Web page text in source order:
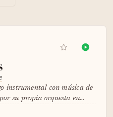
instrumental con música de
su propia orquesta en…